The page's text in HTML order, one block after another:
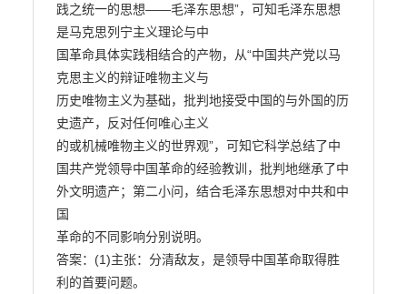
践之统一的思想——毛泽东思想”，可知毛泽东思想
是马克思列宁主义理论与中
国革命具体实践相结合的产物，从“中国共产党以马
克思主义的辩证唯物主义与
历史唯物主义为基础，批判地接受中国的与外国的历
史遗产，反对任何唯心主义
的或机械唯物主义的世界观”，可知它科学总结了中
国共产党领导中国革命的经验教训，批判地继承了中
外文明遗产；第二小问，结合毛泽东思想对中共和中
国
革命的不同影响分别说明。
答案：(1)主张：分清敌友，是领导中国革命取得胜
利的首要问题。